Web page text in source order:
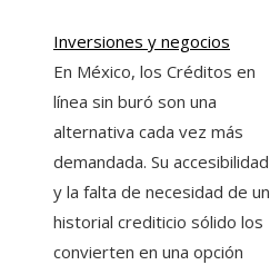
Inversiones y negocios
En México, los Créditos en
línea sin buró son una
alternativa cada vez más
demandada. Su accesibilidad
y la falta de necesidad de un
historial crediticio sólido los
convierten en una opción